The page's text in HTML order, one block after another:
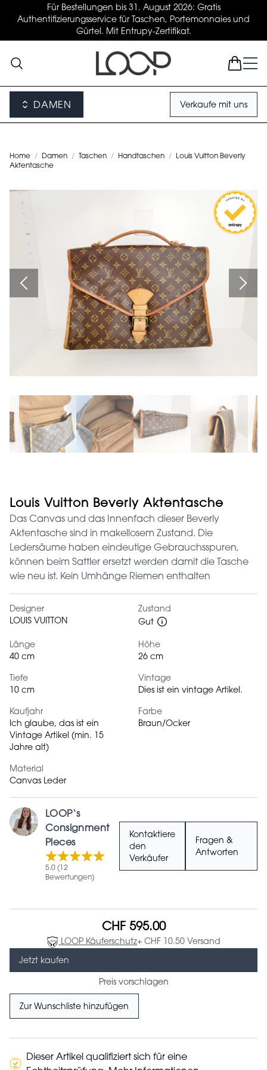
Für Bestellungen bis 31. August 2026: Gratis
Authentifizierungsservice für Taschen, Portemonnaies und
Gürtel. Mit Entrupy-Zertifikat.
DAMEN Verkaufe mit uns
Home / Damen / Taschen / Handtaschen /
Louis Vuitton Beverly
Aktentasche
Louis Vuitton Beverly Aktentasche
Das Canvas und das Innenfach dieser Beverly
Aktentasche sind in makellosem Zustand. Die
Ledersäume haben eindeutige Gebrauchsspuren,
können beim Sattler ersetzt werden damit die Tasche
wie neu ist. Kein Umhänge Riemen enthalten
Designer
LOUIS VUITTON
Zustand
Gut
Länge
40 cm
Höhe
26 cm
Tiefe
10 cm
Vintage
Dies ist ein vintage Artikel.
Kaufjahr
Ich glaube, das ist ein
Vintage Artikel (min. 15
Jahre alt)
Farbe
Braun/Ocker
Material
Canvas Leder
LOOP‘s
Consignment
Pieces
5.0 (12
Bewertungen)
Kontaktiere
den
Verkäufer
Fragen &
Antworten
CHF 595.00
LOOP Käuferschutz+ CHF 10.50 Versand
Jetzt kaufen
Preis vorschlagen
Zur Wunschliste hinzufügen
Dieser Artikel qualifiziert sich für eine